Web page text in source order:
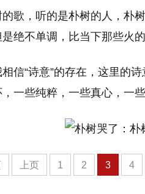
歌，听的是朴树的人，朴
绝不单调，比当下那些火的
信“诗意”的存在，这里的
一些纯粹，一些真心，一
上页 1 2 3 4